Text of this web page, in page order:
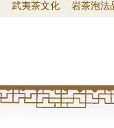
武夷茶文化 岩茶泡法